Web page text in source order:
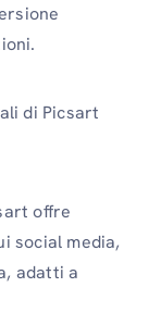
di Picsart
offre
social media,
adatti a